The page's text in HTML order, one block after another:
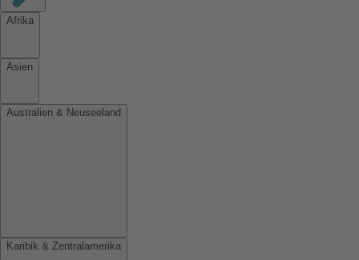
Afrika
Asien
Australien & Neuseeland
Karibik & Zentralamerika